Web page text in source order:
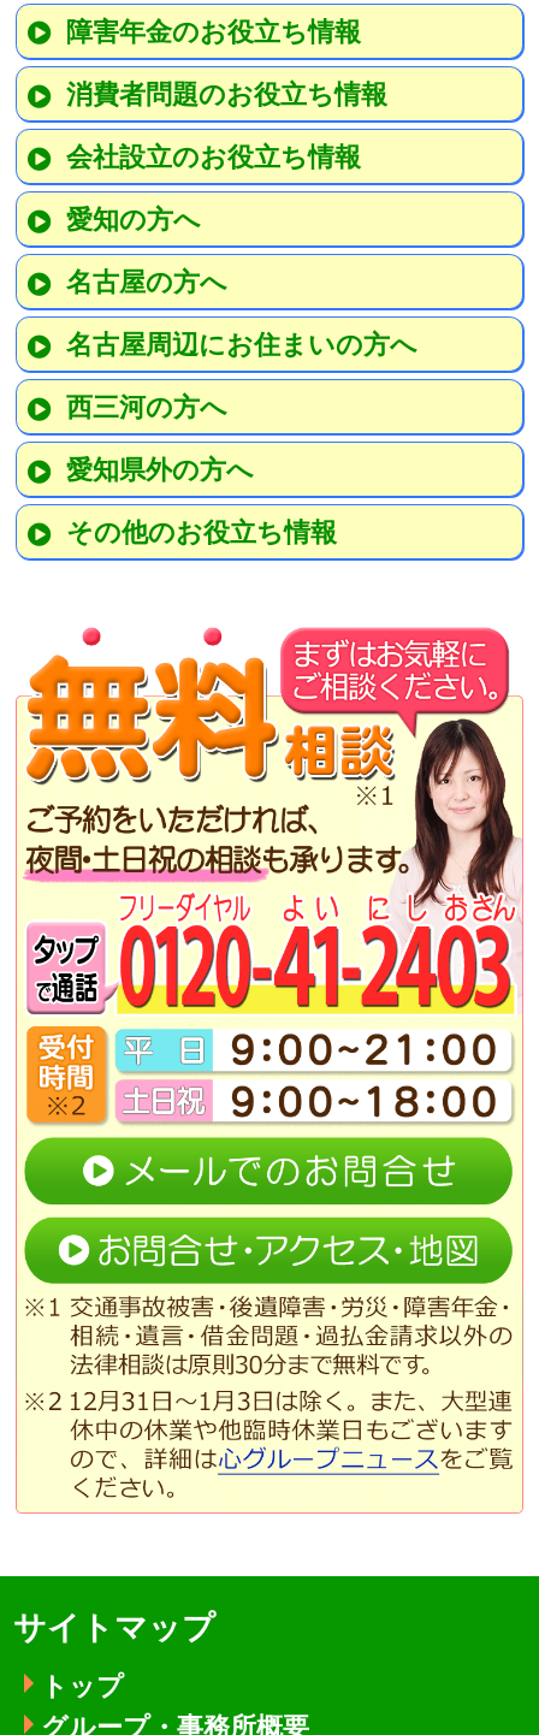
障害年金のお役立ち情報
消費者問題のお役立ち情報
会社設立のお役立ち情報
愛知の方へ
名古屋の方へ
名古屋周辺にお住まいの方へ
西三河の方へ
愛知県外の方へ
その他のお役立ち情報
サイトマップ
トップ
グループ・事務所概要